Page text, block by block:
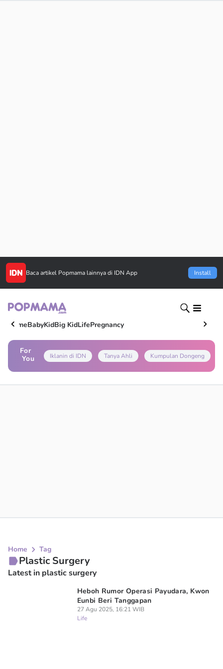
Baca artikel Popmama lainnya di IDN App Install
HomeBabyKidBig KidLifePregnancy
For
You
Iklanin di IDN Tanya Ahli Kumpulan Dongeng
Home Tag
Plastic Surgery
Latest in plastic surgery
Heboh Rumor Operasi Payudara, Kwon
Eunbi Beri Tanggapan
27 Agu 2025, 16:21 WIB
Life